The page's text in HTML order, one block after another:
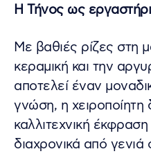
Η Τήνος ως
Με βαθιές ρίζες στη
κεραμική και την
αποτελεί έναν
γνώση, η χειροποίητη
καλλιτεχνική
διαχρονικά από γενιά